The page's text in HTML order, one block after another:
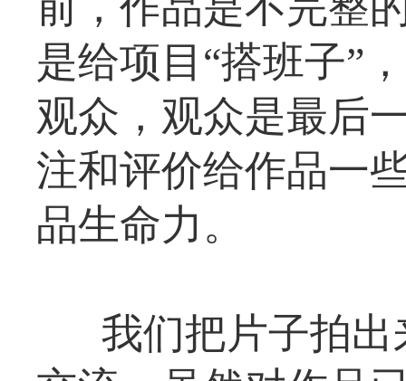
是给项目“搭班子”
观众，观众是最后
注和评价给作品一
品生命力。
我们把片子拍